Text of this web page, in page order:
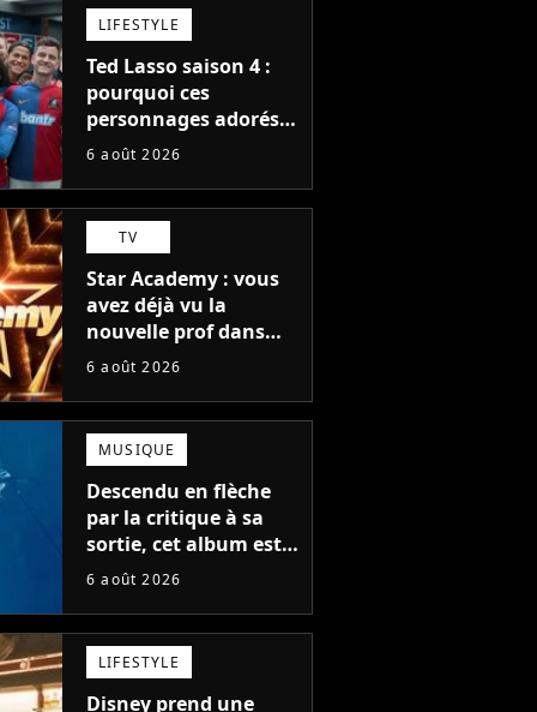
LIFESTYLE
Ted Lasso saison 4 :
pourquoi ces
personnages adorés
des fans ne sont pas
6 août 2026
TV
Star Academy : vous
avez déjà vu la
nouvelle prof dans
The Voice et aux
6 août 2026
MUSIQUE
Descendu en flèche
par la critique à sa
sortie, cet album est
en train de devenir le
auteur
6 août 2026
LIFESTYLE
Disney prend une